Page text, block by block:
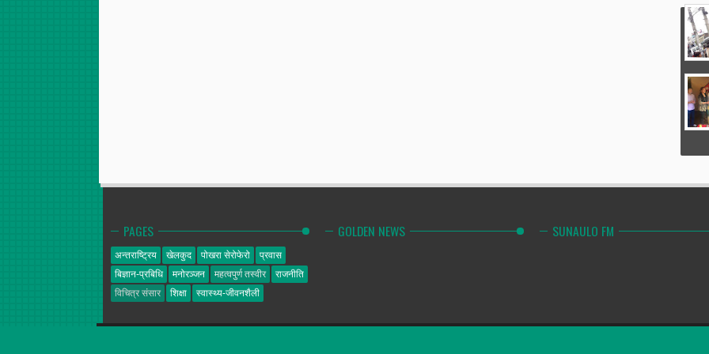
PAGES
अन्तराष्ट्रिय खेलकुद पोखरा सेरोफेरो
प्रवास
बिज्ञान-प्रबिधि
मनोरञ्जन महत्वपुर्ण तस्वीर
राजनीति
विचित्र संसार
शिक्षा स्वास्थ्य-जीवनशैली
GOLDEN NEWS SUNAULO FM